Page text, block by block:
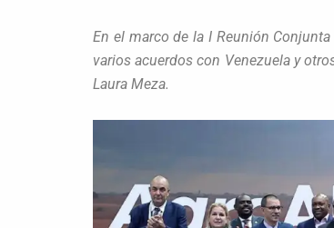
En el marco de la I Reunión
varios acuerdos con Venezuela y
Laura Meza.